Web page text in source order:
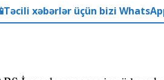
xəbərlər üçün bizi